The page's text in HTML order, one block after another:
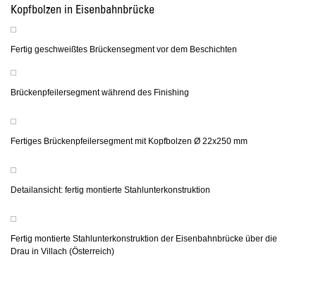
Kopfbolzen in Eisenbahnbrücke
Fertig geschweißtes Brückensegment vor dem Beschichten
Brückenpfeilersegment während des Finishing
Fertiges Brückenpfeilersegment mit Kopfbolzen Ø 22x250 mm
Detailansicht: fertig montierte Stahlunterkonstruktion
Fertig montierte Stahlunterkonstruktion der Eisenbahnbrücke über die
Drau in Villach (Österreich)